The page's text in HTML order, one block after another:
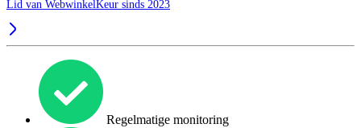
Lid van WebwinkelKeur sinds 2023
Regelmatige monitoring